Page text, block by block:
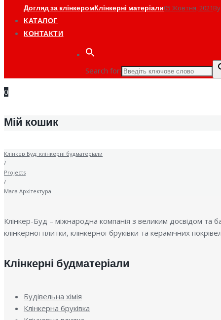
Догляд за клінкеромКлінкерні матеріали05 Жовтня, 2021By
КАТАЛОГ
КОНТАКТИ
Search for:
0
Мій кошик
Клінкер Буд: клінкерні будматеріали
/
Projects
/
Мала Архітектура
Клінкер-Буд – міжнародна компанія з великим досвідом та
клінкерної плитки, клінкерної бруківки та керамічних
Клінкерні будматеріали
Будівельна хімія
Клінкерна бруківка